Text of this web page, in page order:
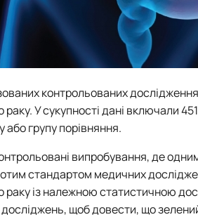
контрольованих
раку.У сукупності дані включали
або групу порівняння.
випробування, де
стандартом медичних
раку із належною статистичною
щоб довести, що